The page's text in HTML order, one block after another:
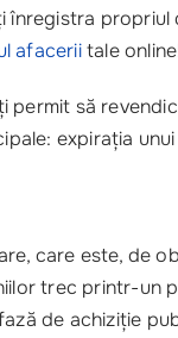
afaceriitale
să
expirația unui
care este, de
trec printr-
de achiziție